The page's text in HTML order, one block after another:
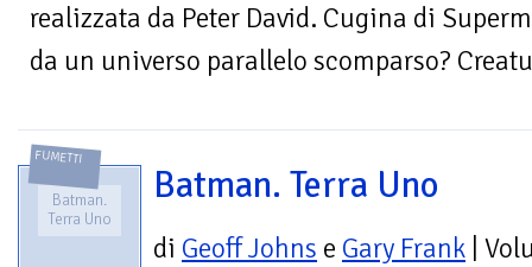
realizzata da Peter David. Cugina di
da un universo parallelo scomparso?
FUMETTI
Batman.
Terra Uno
Batman. Terra Uno
di Geoff Johns e Gary Frank |